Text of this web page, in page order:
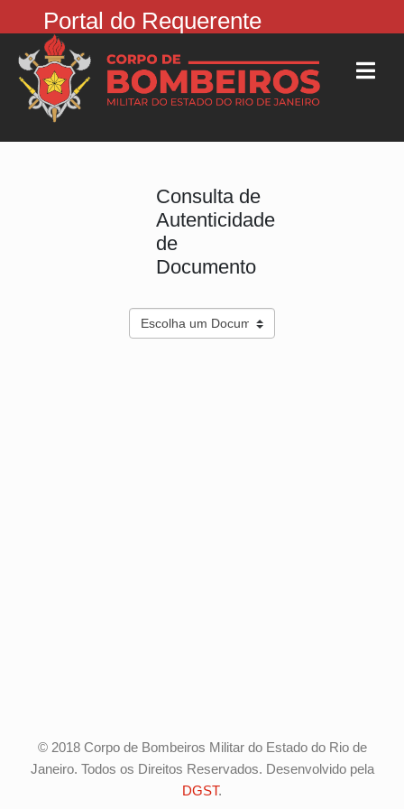
Portal do Requerente
Consulta de
Autenticidade
de
Documento
© 2018 Corpo de Bombeiros Militar do Estado do Rio de
Janeiro. Todos os Direitos Reservados. Desenvolvido pela
DGST.